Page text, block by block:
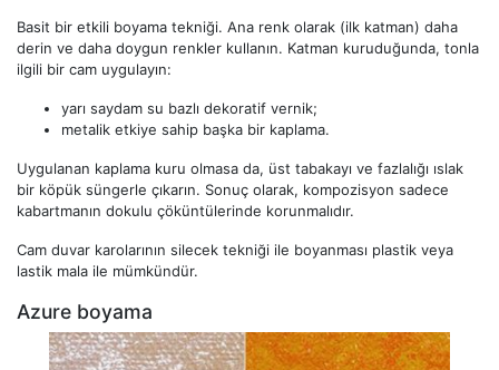
Basit bir etkili boyama tekniği. Ana renk olarak (ilk katman) daha
derin ve daha doygun renkler kullanın. Katman kuruduğunda, tonla
ilgili bir cam uygulayın:
yarı saydam su bazlı dekoratif vernik;
metalik etkiye sahip başka bir kaplama.
Uygulanan kaplama kuru olmasa da, üst tabakayı ve fazlalığı ıslak
bir köpük süngerle çıkarın. Sonuç olarak, kompozisyon sadece
kabartmanın dokulu çöküntülerinde korunmalıdır.
Cam duvar karolarının silecek tekniği ile boyanması plastik veya
lastik mala ile mümkündür.
Azure boyama